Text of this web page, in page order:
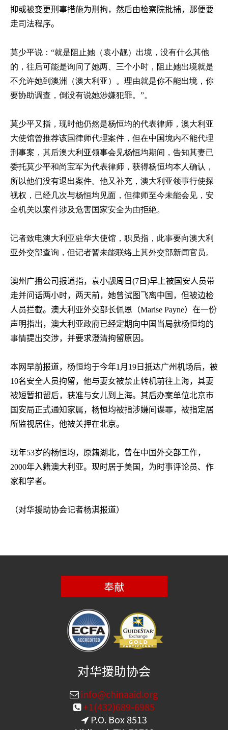
抑或被变更刑事措施为刑拘，然后由检察院批捕，那便要
走司法程序。
莫少平说：“就是阻止她（袁小靓）出境，没有什么其他
的，往后可能是询问了她两、三个小时，阻止她出境就是
不允许她到澳洲（澳大利亚）。理由就是你不能出境，你
要协助调查，倒没有说她涉嫌犯罪。”。
莫少平又指，现时他仍然是杨恒均的代表律师，澳大利亚
大使馆曾推荐该国律师代理案件，但在中国境内不能代理
刑事案，其后澳大利亚领事会见杨恒均期间，告知其妻已
委托莫少平和尚宝军为代表律师，获得杨恒均本人确认，
所以他们没有退出案件。他又补充，澳大利亚领事行使探
视权，已经几次与杨恒均见面，但律师至今未能会见，安
全机关以案件涉及危害国家安全为由拒絶。
记者致电澳大利亚驻华大使馆，职员指，此事要向澳大利
亚外交部查询，但记者暂未能联络上其外交部新闻官员。
澳州广播公司报道指，袁小靓周日 (7 日 )早上被国安人员带
走并问话两小时，两天前，她曾试图飞离中国，但被边检
人员拦截。澳大利亚外交部长佩恩（Marise Payne）在一份
声明指出，澳大利亚政府已经定期向中国当局就杨恒均的
事情提出交涉，并要求澄清拘留原因。
本网早前报道，杨恒均于今年1 月 19 日抵达广州机场后，被
10名安全人员拘留，他与妻女被禁止转机前往上海，其妻
被短暂扣留后，获准与女儿到上海。其后办案单位北京巿
国安局正式通知家属，杨恒均被指涉嫌间谍罪，被指定居
所监视居住，他被关押在北京。
现年53岁的杨恒均，原籍湖北，曾在中国外交部工作，
2000年入籍澳大利亚。现时居于美国，为时事评论员、作
家和学者。
（对华援助协会记者杨淇报道）
奉献
对华援助协会
info@chinaaid.org
+1(432)689-6985
P.O. Box 8513